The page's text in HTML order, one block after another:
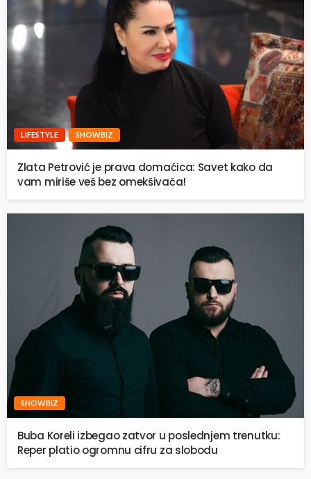
LIFESTYLE SHOWBIZ
Zlata Petrović je prava domaćica: Savet kako da
vam miriše veš bez omekšivača!
SHOWBIZ
Buba Koreli izbegao zatvor u poslednjem trenutku:
Reper platio ogromnu cifru za slobodu